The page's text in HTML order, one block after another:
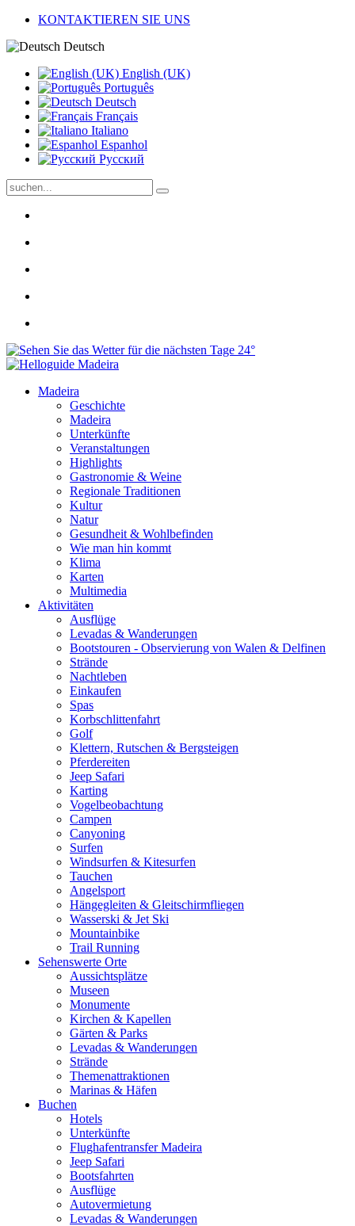
KONTAKTIEREN SIE UNS
Deutsch
English (UK)
Português
Deutsch
Français
Italiano
Espanhol
Pусский
24°
Madeira
Geschichte
Madeira
Unterkünfte
Veranstaltungen
Highlights
Gastronomie & Weine
Regionale Traditionen
Kultur
Natur
Gesundheit & Wohlbefinden
Wie man hin kommt
Klima
Karten
Multimedia
Aktivitäten
Ausflüge
Levadas & Wanderungen
Bootstouren - Observierung von Walen & Delfinen
Strände
Nachtleben
Einkaufen
Spas
Korbschlittenfahrt
Golf
Klettern, Rutschen & Bergsteigen
Pferdereiten
Jeep Safari
Karting
Vogelbeobachtung
Campen
Canyoning
Surfen
Windsurfen & Kitesurfen
Tauchen
Angelsport
Hängegleiten & Gleitschirmfliegen
Wasserski & Jet Ski
Mountainbike
Trail Running
Sehenswerte Orte
Aussichtsplätze
Museen
Monumente
Kirchen & Kapellen
Gärten & Parks
Levadas & Wanderungen
Strände
Themenattraktionen
Marinas & Häfen
Buchen
Hotels
Unterkünfte
Flughafentransfer Madeira
Jeep Safari
Bootsfahrten
Ausflüge
Autovermietung
Levadas & Wanderungen